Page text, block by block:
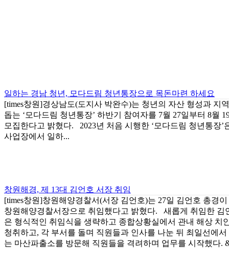
일하는 경남 청년, 모다드림 청년통장으로 목돈마련 하세요
[times창원]경상남도(도지사 박완수)는 청년의 자산 형성과 지
돕는 ‘모다드림 청년통장’ 하반기 참여자를 7월 27일부터 8월
모집한다고 밝혔다. 2023년 처음 시행한 ‘모다드림 청년통장’
사업장에서 일하...
창원해경, 제 13대 김언호 서장 취임
[times창원]창원해양경찰서(서장 김언호)는 27일 김언호 총경이
창원해양경찰서장으로 취임했다고 밝혔다. 새롭게 취임한 김
은 형식적인 취임식을 생략하고 종합상황실에서 관내 해상 치
청취하고, 각 부서를 돌며 직원들과 인사를 나눈 뒤 최일선에서
는 마산파출소를 방문해 직원들을 격려하며 업무를 시작했다.